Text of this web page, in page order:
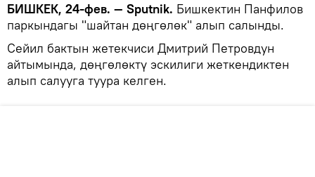
БИШКЕК, 24-фев. — Sputnik. Бишкектин Панфилов
паркындагы "шайтан дөңгөлөк" алып салынды.
Сейил бактын жетекчиси Дмитрий Петровдун
айтымында, дөңгөлөктү эскилиги жеткендиктен
алып салууга туура келген.